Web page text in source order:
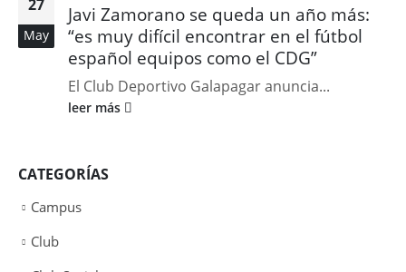
27
May
Javi Zamorano se queda un año más:
“es muy difícil encontrar en el fútbol
español equipos como el CDG”
El Club Deportivo Galapagar anuncia...
leer más
CATEGORÍAS
Campus
Club